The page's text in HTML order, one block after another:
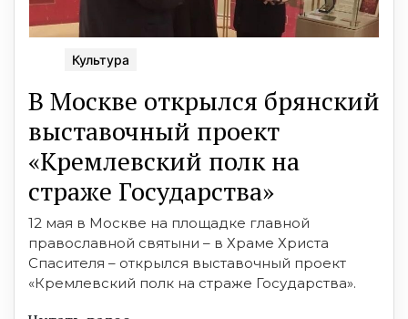
Культура
В Москве открылся брянский
выставочный проект
«Кремлевский полк на
страже Государства»
12 мая в Москве на площадке главной
православной святыни – в Храме Христа
Спасителя – открылся выставочный проект
«Кремлевский полк на страже Государства».